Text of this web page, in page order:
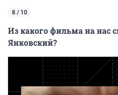
8 / 10
Из какого фильма на нас
Янковский?